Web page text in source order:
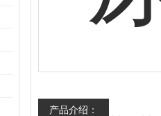
产品介绍：